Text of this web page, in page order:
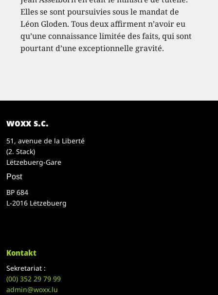
Elles se sont poursuivies sous le mandat de
Léon Gloden. Tous deux affirment n’avoir eu
qu’une connaissance limitée des faits, qui sont
pourtant d’une exceptionnelle gravité.
woxx s.c.
51, avenue de la Liberté
(2. Stack)
Lëtzebuerg-Gare
Post
BP 684
L-2016 Lëtzebuerg
Kontakt
Sekretariat :
(00)352 29 79 99
admin@woxx.lu